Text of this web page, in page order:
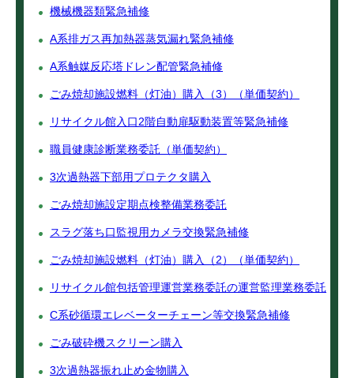
機械機器類緊急補修
A系排ガス再加熱器蒸気漏れ緊急補修
A系触媒反応塔ドレン配管緊急補修
ごみ焼却施設燃料（灯油）購入（3）（単価契約）
リサイクル館入口2階自動扉駆動装置等緊急補修
職員健康診断業務委託（単価契約）
3次過熱器下部用プロテクタ購入
ごみ焼却施設定期点検整備業務委託
スラグ落ち口監視用カメラ交換緊急補修
ごみ焼却施設燃料（灯油）購入（2）（単価契約）
リサイクル館包括管理運営業務委託の運営監理業務委託
C系砂循環エレベーターチェーン等交換緊急補修
ごみ破砕機スクリーン購入
3次過熱器振れ止め金物購入